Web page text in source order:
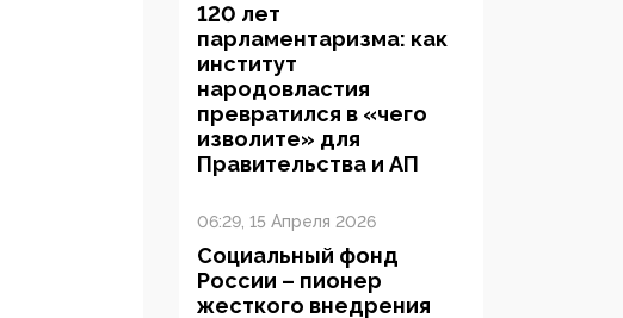
120 лет
парламентаризма: как
институт
народовластия
превратился в «чего
изволите» для
Правительства и АП
06:29, 15 Апреля 2026
Социальный фонд
России – пионер
жесткого внедрения